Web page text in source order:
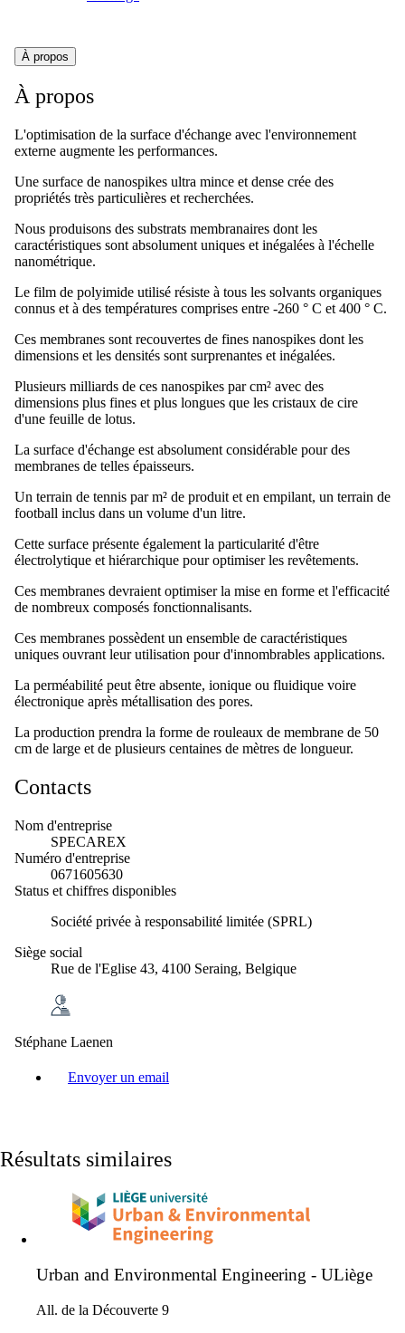
À propos
À propos
L'optimisation de la surface d'échange avec l'environnement
externe augmente les performances.
Une surface de nanospikes ultra mince et dense crée des
propriétés très particulières et recherchées.
Nous produisons des substrats membranaires dont les
caractéristiques sont absolument uniques et inégalées à l'échelle
nanométrique.
Le film de polyimide utilisé résiste à tous les solvants organiques
connus et à des températures comprises entre -260 ° C et 400 ° C.
Ces membranes sont recouvertes de fines nanospikes dont les
dimensions et les densités sont surprenantes et inégalées.
Plusieurs milliards de ces nanospikes par cm² avec des
dimensions plus fines et plus longues que les cristaux de cire
d'une feuille de lotus.
La surface d'échange est absolument considérable pour des
membranes de telles épaisseurs.
Un terrain de tennis par m² de produit et en empilant, un terrain de
football inclus dans un volume d'un litre.
Cette surface présente également la particularité d'être
électrolytique et hiérarchique pour optimiser les revêtements.
Ces membranes devraient optimiser la mise en forme et l'efficacité
de nombreux composés fonctionnalisants.
Ces membranes possèdent un ensemble de caractéristiques
uniques ouvrant leur utilisation pour d'innombrables applications.
La perméabilité peut être absente, ionique ou fluidique voire
électronique après métallisation des pores.
La production prendra la forme de rouleaux de membrane de 50
cm de large et de plusieurs centaines de mètres de longueur.
Contacts
Nom d'entreprise
SPECAREX
Numéro d'entreprise
0671605630
Status et chiffres disponibles
Société privée à responsabilité limitée (SPRL)
Siège social
Rue de l'Eglise 43, 4100 Seraing, Belgique
Stéphane Laenen
Envoyer un email
Résultats similaires
Urban and Environmental Engineering - ULiège
All. de la Découverte 9